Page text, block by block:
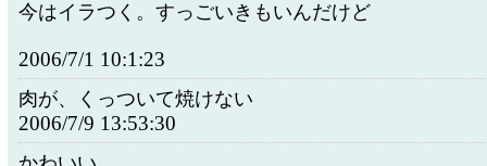
今はイラつく。すっごいきもいんだけど
2006/7/1 10:1:23
肉が、くっついて焼けない
2006/7/9 13:53:30